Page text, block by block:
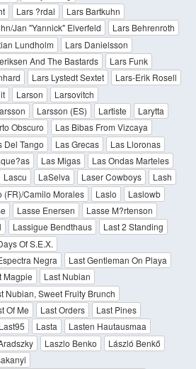
Lars ?rdal
Lars Bartkuhn
Jan "Yannick" Elverfeld
Lars Behrenroth
Lundholm
Lars Danielsson
And The Bastards
Lars Funk
Lars Lystedt Sextet
Lars-Erik Rosell
Larson
Larsovitch
Larsson (ES) Lartiste
Larytta
Obscuro
Las Bibas From Vizcaya
Del Tango Las Grecas
Las Lloronas
Las Migas
Las Ondas Marteles
Lascu LaSelva Laser Cowboys
Lash
(FR)/Camilo Morales Laslo
Laslowb
Lasse Enersen
Lasse M?rtenson
Lassigue Bendthaus
Last 2 Standing
Of S.E.X.
Negra
Last Gentleman On Playa
Magpie
Last Nubian
Nubian, Sweet Fruity Brunch
Of Me Last Orders
Last Pines
Last95 Lasta
Lasten Hautausmaa
Laszlo Benko
László Benkő